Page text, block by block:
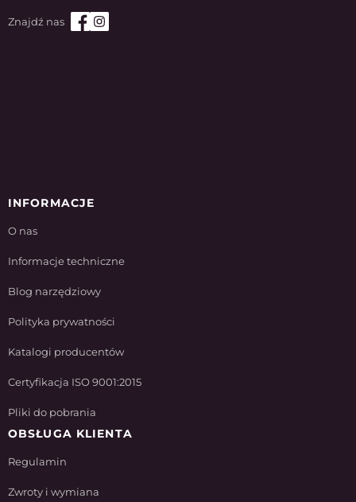
INFORMACJE
O nas
Informacje techniczne
Blog narzędziowy
Polityka prywatności
Katalogi producentów
Certyfikacja ISO 9001:2015
Pliki do pobrania
OBSŁUGA KLIENTA
Regulamin
Zwroty i wymiana